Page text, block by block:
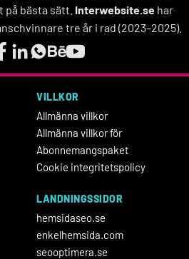
bästa sätt. Interwebsite.sehar
tre år i rad (2023–2025).
VILLKOR
Allmänna villkor
Allmänna villkor för
Abonnemangspaket
Cookie integritetspolicy
LANDNINGSSIDOR
hemsidaseo.se
enkelhemsida.com
seooptimera.se